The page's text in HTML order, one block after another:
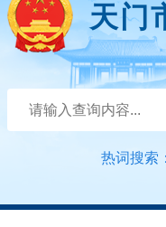
天门
热词搜索：